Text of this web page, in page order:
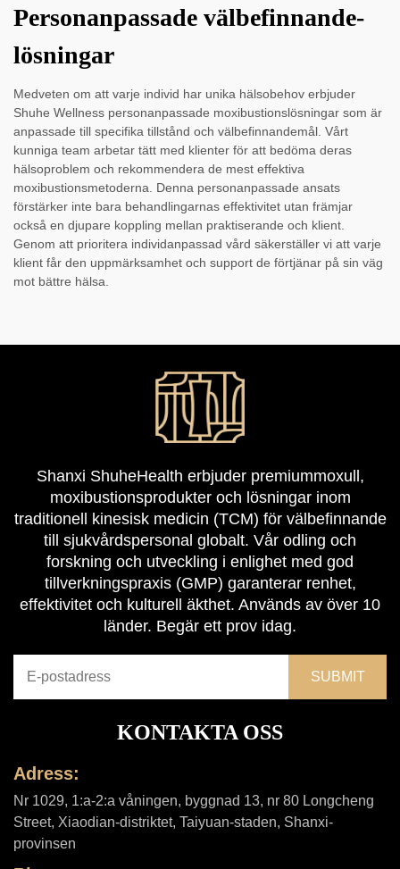
Personanpassade välbefinnande-
lösningar
Medveten om att varje individ har unika hälsobehov erbjuder
Shuhe Wellness personanpassade moxibustionslösningar som är
anpassade till specifika tillstånd och välbefinnandemål. Vårt
kunniga team arbetar tätt med klienter för att bedöma deras
hälsoproblem och rekommendera de mest effektiva
moxibustionsmetoderna. Denna personanpassade ansats
förstärker inte bara behandlingarnas effektivitet utan främjar
också en djupare koppling mellan praktiserande och klient.
Genom att prioritera individanpassad vård säkerställer vi att varje
klient får den uppmärksamhet och support de förtjänar på sin väg
mot bättre hälsa.
Shanxi ShuheHealth erbjuder premiummoxull,
moxibustionsprodukter och lösningar inom
traditionell kinesisk medicin (TCM) för välbefinnande
till sjukvårdspersonal globalt. Vår odling och
forskning och utveckling i enlighet med god
tillverkningspraxis (GMP) garanterar renhet,
effektivitet och kulturell äkthet. Används av över 10
länder. Begär ett prov idag.
KONTAKTA OSS
Adress:
Nr 1029, 1:a-2:a våningen, byggnad 13, nr 80 Longcheng
Street, Xiaodian-distriktet, Taiyuan-staden, Shanxi-
provinsen